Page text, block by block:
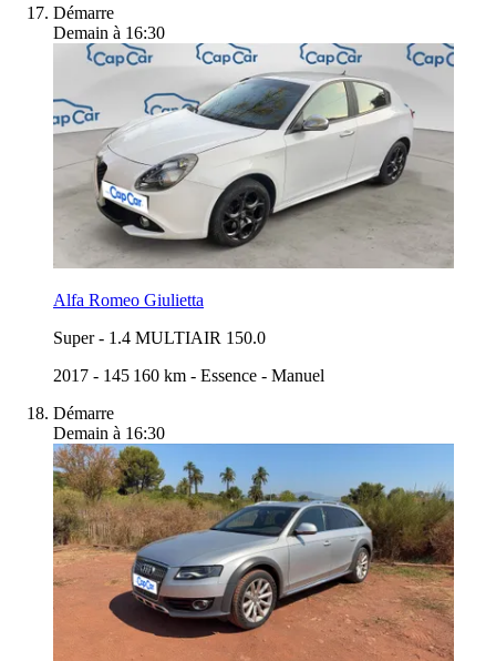
Démarre
Demain à 16:30
Alfa Romeo Giulietta
Super- 1.4 MULTIAIR 150.0
2017 - 145 160 km - Essence - Manuel
Démarre
Demain à 16:30